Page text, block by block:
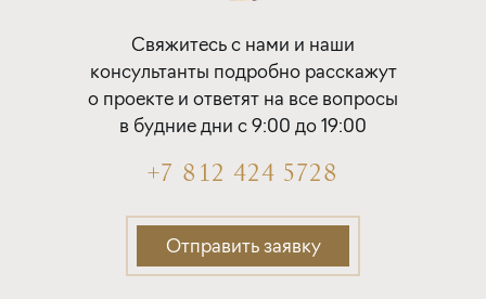
Покупка квартиры в строящемся доме
с субсидией от Застройщика
ставка
1-й взнос
до 30 лет
287 379 руб.
Подать заявку
Свяжитесь с нами и наши
консультанты подробно расскажут
о проекте и ответят на все вопросы
в будние дни с 9:00 до 19:00
+7 812 424 5728
Отправить заявку